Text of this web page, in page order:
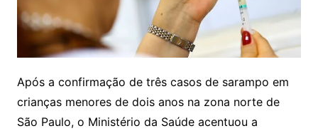
Após a confirmação de três casos de sarampo em
crianças menores de dois anos na zona norte de
São Paulo, o Ministério da Saúde acentuou a